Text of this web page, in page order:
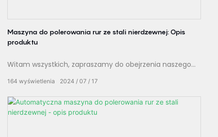
Maszyna do polerowania rur ze stali nierdzewnej: Opis
produktu
Witam wszystkich, zapraszamy do obejrzenia naszego
nierdzewnej! W tym filmie przedstawimy dokładny opis
produktu oraz zaprezentujemy niesamowite funkcje i
zalety tej maszyny. Przygotuj się na wrażenie wysokiej
jakości możliwości polerowania stali nierdzewnej, trwałej
2024 07 17
164 wyświetlenia